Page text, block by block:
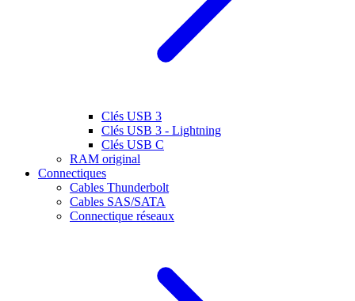
Clés USB 3
Clés USB 3 - Lightning
Clés USB C
RAM original
Connectiques
Cables Thunderbolt
Cables SAS/SATA
Connectique réseaux